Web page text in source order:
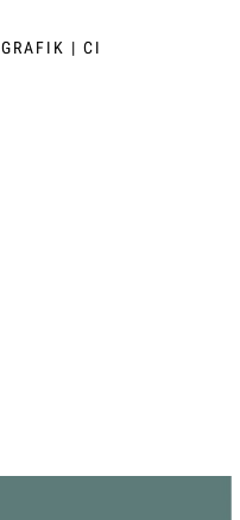
GRAFIK | CI